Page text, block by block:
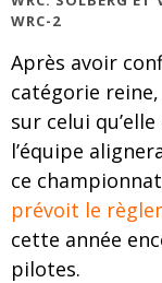
WRC-2
Après avoir
catégorie
sur celui
l’équipe
ce
prévoit le
cette année
pilotes.